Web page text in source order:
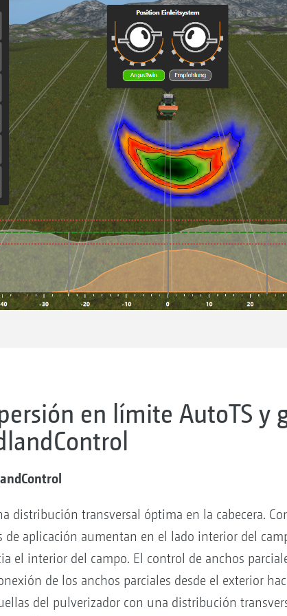
en límite AutoTS y
distribución transversal óptima en la cabecera.
de aplicación aumentan en el lado interior del
el interior del campo. El control de anchos
de los anchos parciales desde el exterior
del pulverizador con una distribución